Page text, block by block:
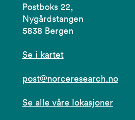
Postboks 22,
Nygårdstangen
5838 Bergen
Se i kartet
post@norceresearch.no
Se alle våre lokasjoner